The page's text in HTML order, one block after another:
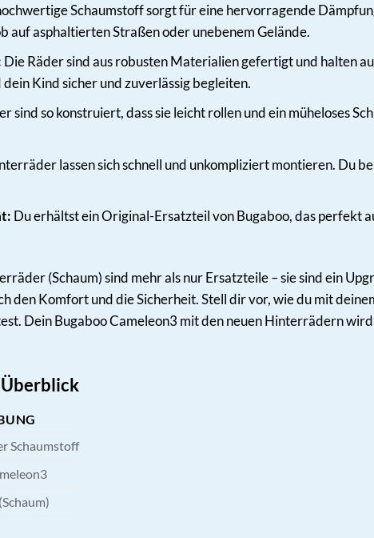
Schaumstoff sorgt für eine hervorragende
auf asphaltierten Straßen oder unebenem Gelände.
Die Räder sind aus robusten Materialien gefertigt und halten
dein Kind sicher und zuverlässig begleiten.
sind so konstruiert, dass sie leicht rollen und ein müheloses
lassen sich schnell und unkompliziert montieren. Du
Du erhältst ein Original-Ersatzteil von Bugaboo, das perfekt
(Schaum) sind mehr als nur Ersatzteile – sie sind ein
den Komfort und die Sicherheit. Stell dir vor, wie du mit
Dein Bugaboo Cameleon3 mit den neuen Hinterrädern
Schaumstoff